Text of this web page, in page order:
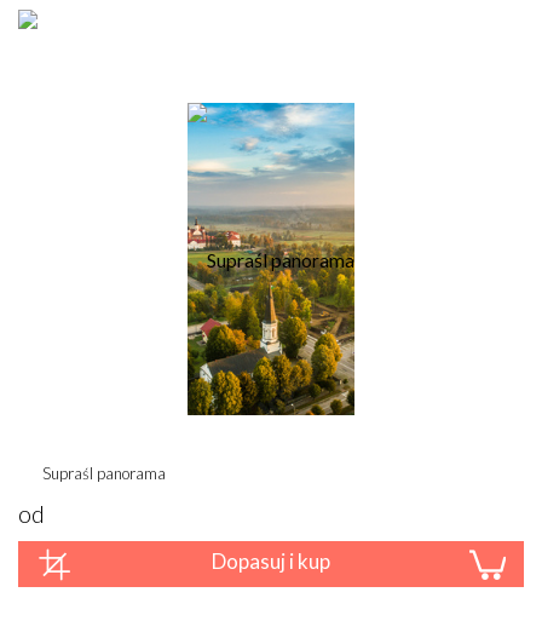
Supraśl panorama
od
Dopasuj i kup